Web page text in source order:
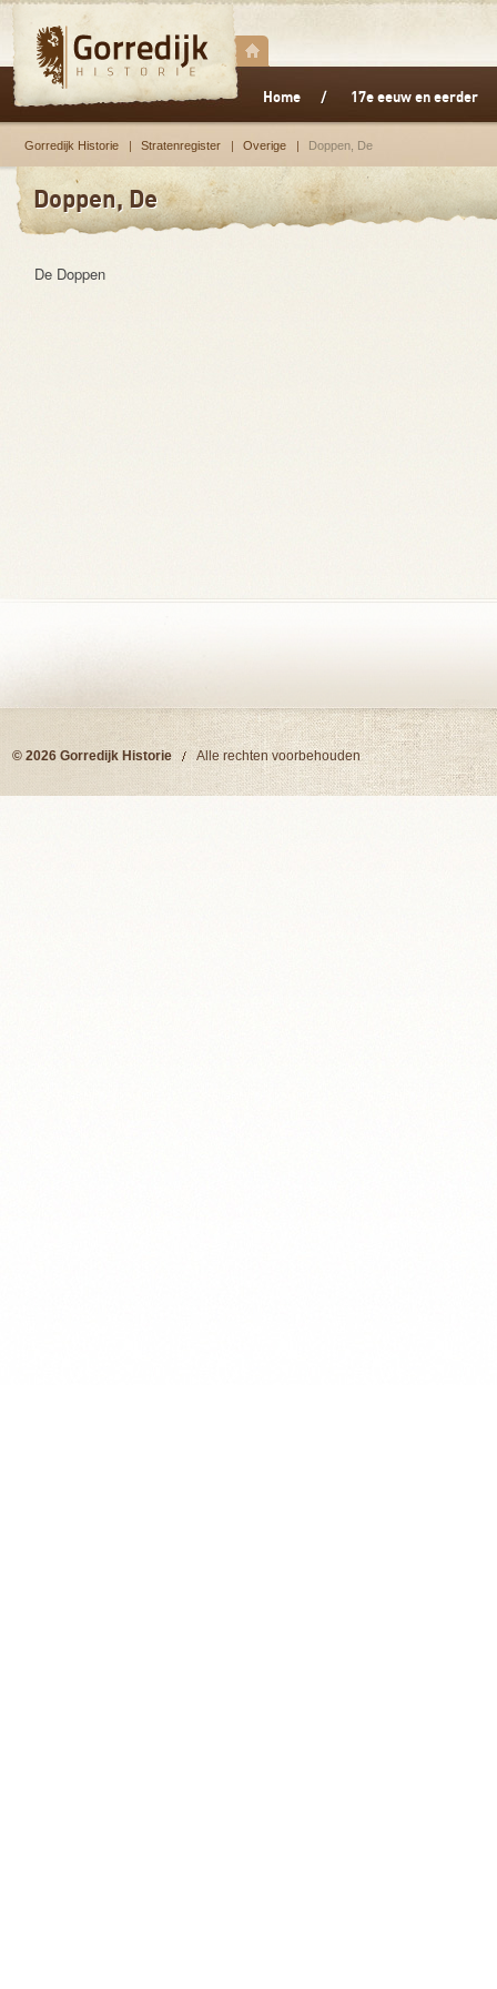
Home 17e eeuw en eerder
Gorredijk Historie Stratenregister Overige Doppen, De
Doppen, De
De Doppen
© 2026 Gorredijk Historie Alle rechten voorbehouden